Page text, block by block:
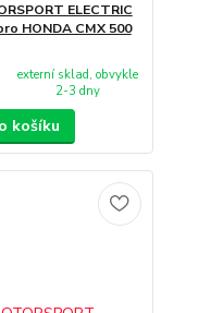
ELECTRIC
HONDA CMX 500
externí sklad, obvykle
2-3 dny
košíku